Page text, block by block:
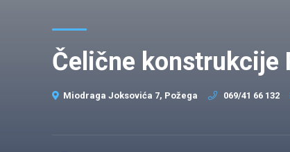
Čelične konstrukcije
Miodraga Joksovića 7, Požega 069/41 66 132